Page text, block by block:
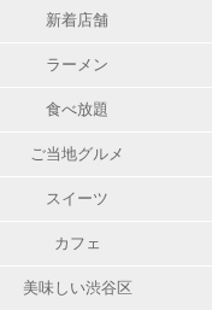
新着店舗
ラーメン
食べ放題
ご当地グルメ
スイーツ
カフェ
美味しい渋谷区